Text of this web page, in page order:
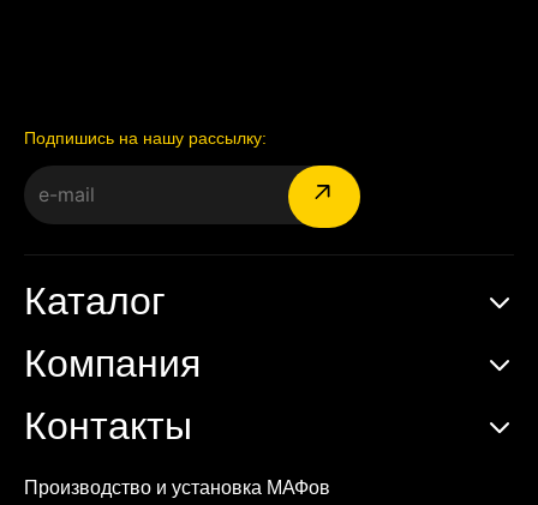
Подпишись на нашу рассылку:
Производство и установка МАФов
Каталог
Компания
Контакты